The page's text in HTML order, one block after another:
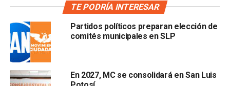
que jueguen limpio”.
Gama Basarte advirtió que MC hará las denuncias
necesarias en caso de detectar uso de recursos federales
y estatales en beneficio de sus candidatas y candidatos,
elecciones”, señaló.
TE PODRÍA INTERESAR
Partidos políticos preparan elección de
comités municipales en SLP
En 2027, MC se consolidará en San Luis